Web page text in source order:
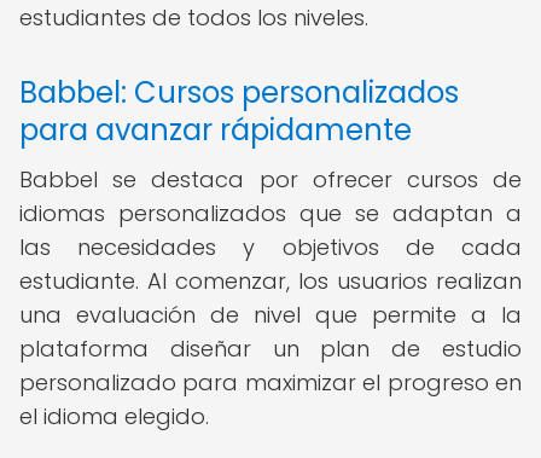
estudiantes de todos los niveles.
Babbel: Cursos personalizados
para avanzar rápidamente
Babbel se destaca por ofrecer cursos de
idiomas personalizados que se adaptan a
las necesidades y objetivos de cada
estudiante. Al comenzar, los usuarios realizan
una evaluación de nivel que permite a la
plataforma diseñar un plan de estudio
personalizado para maximizar el progreso en
el idioma elegido.